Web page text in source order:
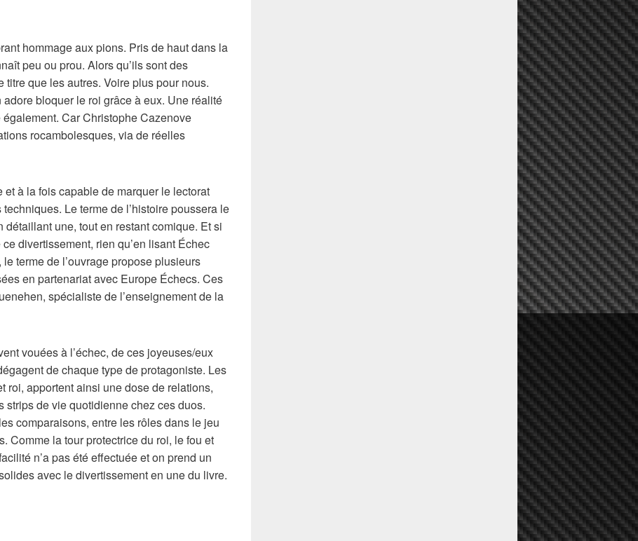
hommage aux pions. Pris de haut dans la
peu ou prou. Alors qu’ils sont des
titre que les autres. Voire plus pour nous.
bloquer le roi grâce à eux. Une réalité
Car Christophe Cazenove
rocambolesques, via de réelles
à la fois capable de marquer le lectorat
Le terme de l’histoire poussera le
une, tout en restant comique. Et si
divertissement, rien qu’en lisant Échec
terme de l’ouvrage propose plusieurs
en partenariat avec Europe Échecs. Ces
spécialiste de l’enseignement de la
vouées à l’échec, de ces joyeuses/eux
de chaque type de protagoniste. Les
roi, apportent ainsi une dose de relations,
strips de vie quotidienne chez ces duos.
comparaisons, entre les rôles dans le jeu
Comme la tour protectrice du roi, le fou et
n’a pas été effectuée et on prend un
avec le divertissement en une du livre.